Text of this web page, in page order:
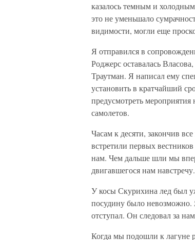
казалось темным и
это не уменьшало
видимости, могли еще
Я отправился в
Роджерс оставалась
Траутман. Я написал ему
установить в кратчайший
предусмотреть
самолетов.
Часам к десяти, закончив
встретили первых
нам. Чем дальше шли мы
двигавшегося нам навстречу.
У косы Скурихина лед был
посудину было невозможно.
отступал. Он следовал за
Когда мы подошли к лагуне